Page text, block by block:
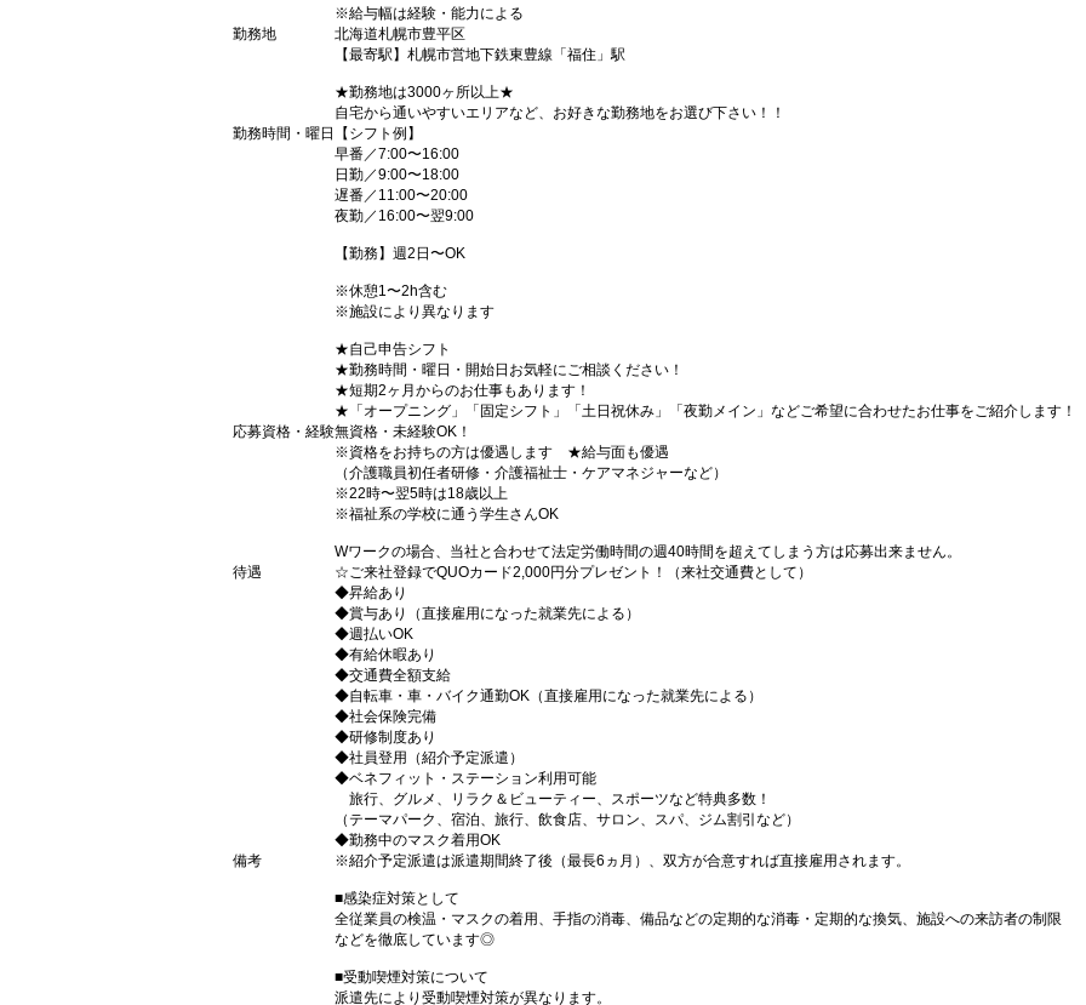
※給与幅は経験・能力による
勤務地
北海道札幌市豊平区
【最寄駅】札幌市営地下鉄東豊線「福住」駅
★勤務地は3000ヶ所以上★
自宅から通いやすいエリアなど、お好きな勤務地をお選び下さい！！
勤務時間・曜日
【シフト例】
早番／7:00〜16:00
日勤／9:00〜18:00
遅番／11:00〜20:00
夜勤／16:00〜翌9:00
【勤務】週2日〜OK
※休憩1〜2h含む
※施設により異なります
★自己申告シフト
★勤務時間・曜日・開始日お気軽にご相談ください！
★短期2ヶ月からのお仕事もあります！
★「オープニング」「固定シフト」「土日祝休み」「夜勤メイン」などご希望に合わせたお仕事をご紹介します！
応募資格・経験無資格・未経験OK！
※資格をお持ちの方は優遇します ★給与面も優遇
（介護職員初任者研修・介護福祉士・ケアマネジャーなど）
※22時〜翌5時は18歳以上
※福祉系の学校に通う学生さんOK
Wワークの場合、当社と合わせて法定労働時間の週40時間を超えてしまう方は応募出来ません。
待遇
☆ご来社登録でQUOカード2,000円分プレゼント！（来社交通費として）
◆昇給あり
◆賞与あり（直接雇用になった就業先による）
◆週払いOK
◆有給休暇あり
◆交通費全額支給
◆自転車・車・バイク通勤OK（直接雇用になった就業先による）
◆社会保険完備
◆研修制度あり
◆社員登用（紹介予定派遣）
◆ベネフィット・ステーション利用可能
旅行、グルメ、リラク＆ビューティー、スポーツなど特典多数！
（テーマパーク、宿泊、旅行、飲食店、サロン、スパ、ジム割引など）
◆勤務中のマスク着用OK
備考
※紹介予定派遣は派遣期間終了後（最長6ヵ月）、双方が合意すれば直接雇用されます。
■感染症対策として
全従業員の検温・マスクの着用、手指の消毒、備品などの定期的な消毒・定期的な換気、施設への来訪者の制限
などを徹底しています◎
■受動喫煙対策について
派遣先により受動喫煙対策が異なります。